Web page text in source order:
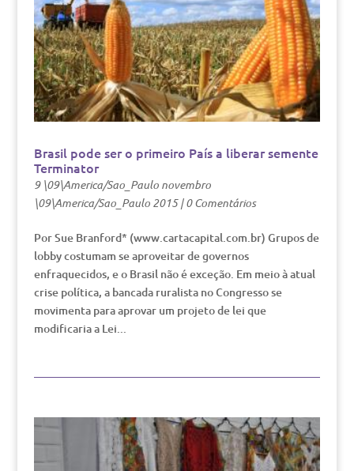
Brasil pode ser o primeiro País a liberar semente
Terminator
9 \09\America/Sao_Paulo novembro
\09\America/Sao_Paulo 2015|0 Comentários
Por Sue Branford* (www.cartacapital.com.br) Grupos de
lobby costumam se aproveitar de governos
enfraquecidos, e o Brasil não é exceção. Em meio à atual
crise política, a bancada ruralista no Congresso se
movimenta para aprovar um projeto de lei que
modificaria a Lei...